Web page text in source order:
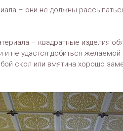
– они не должны
– квадратные изделия
и не удастся добиться
скол или вмятина хорошо